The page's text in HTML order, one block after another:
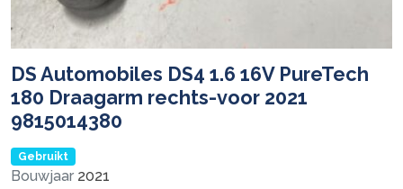
DS Automobiles DS4 1.6 16V PureTech
180 Draagarm rechts-voor 2021
9815014380
Gebruikt
Bouwjaar 2021